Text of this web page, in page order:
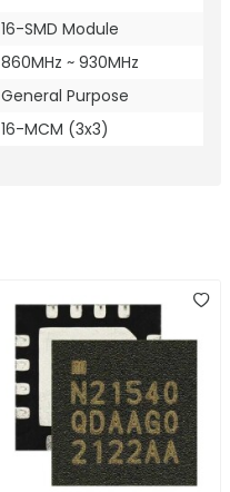
16-SMD Module
860MHz ~ 930MHz
General Purpose
16-MCM (3x3)